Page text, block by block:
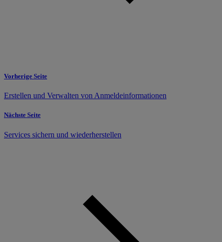
Vorherige Seite
Erstellen und Verwalten von Anmeldeinformationen
Nächste Seite
Services sichern und wiederherstellen